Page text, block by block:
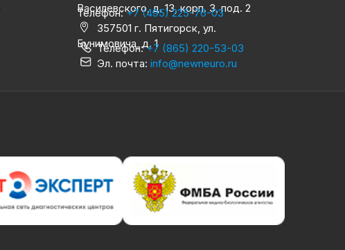
Василевского, д. 13, корп. 3, под. 2
Телефон:+7 (495) 225-76-03
357501 г. Пятигорск, ул.
Бунимовича, д. 1
Телефон:+7 (865) 220-53-03
Эл. почта: info@newneuro.ru